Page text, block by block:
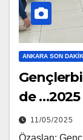
ANKARA SON
de …2025
11/05/2025
Özaslan: